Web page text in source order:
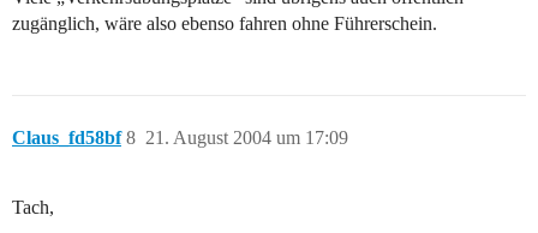
zugänglich, wäre also ebenso fahren ohne Führerschein.
Claus_fd58bf 21. August 2004 um 17:09
8
Tach,